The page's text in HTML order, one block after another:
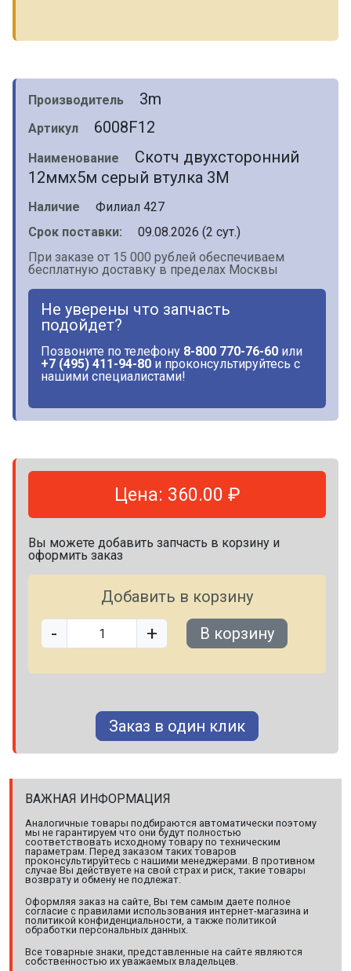
Производитель 3m
Артикул 6008F12
Наименование
Скотч двухсторонний
12ммх5м серый втулка 3M
Наличие
Филиал 427
Срок поставки:
09.08.2026 (2 сут.)
При заказе от 15 000 рублей обеспечиваем
бесплатную доставку в пределах Москвы
Не уверены что запчасть
подойдет?
Позвоните по телефону 8-800 770-76-60 или
+7 (495) 411-94-80 и проконсультируйтесь с
нашими специалистами!
Цена: 360.00 ₽
Вы можете добавить запчасть в корзину и
оформить заказ
Добавить в корзину
- + В корзину
Заказ в один клик
ВАЖНАЯ ИНФОРМАЦИЯ
Аналогичные товары подбираются автоматически поэтому
мы не гарантируем что они будут полностью
соответствовать исходному товару по техническим
параметрам. Перед заказом таких товаров
проконсультируйтесь с нашими менеджерами. В противном
случае Вы действуете на свой страх и риск, такие товары
возврату и обмену не подлежат.
Оформляя заказ на сайте, Вы тем самым даете полное
согласие с правилами использования интернет-магазина и
политикой конфиденциальности, а также политикой
обработки персональных данных.
Все товарные знаки, представленные на сайте являются
собственностью их уважаемых владельцев.